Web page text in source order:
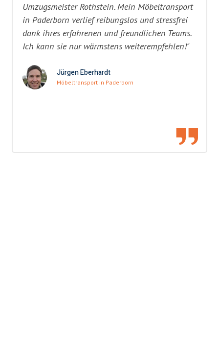
Umzugsmeister Rothstein. Mein Möbeltransport
in Paderborn verlief reibungslos und stressfrei
dank ihres erfahrenen und freundlichen Teams.
Ich kann sie nur wärmstens weiterempfehlen!"
Jürgen Eberhardt
Möbeltransport in Paderborn